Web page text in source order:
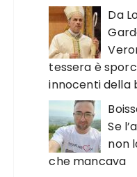
Da
tessera è
innocenti della
Se
non
che mancava